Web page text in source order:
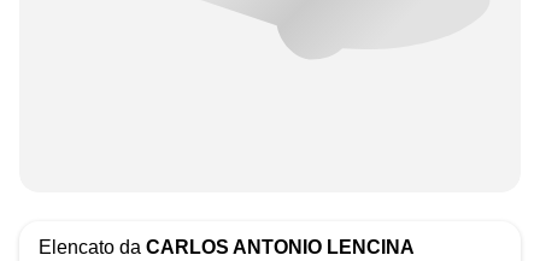
Elencato da CARLOS ANTONIO LENCINA